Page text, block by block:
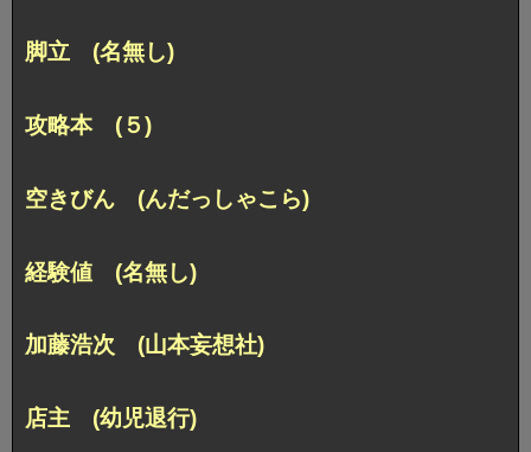
脚立 (名無し)
攻略本 (５)
空きびん (んだっしゃこら)
経験値 (名無し)
加藤浩次 (山本妄想社)
店主 (幼児退行)